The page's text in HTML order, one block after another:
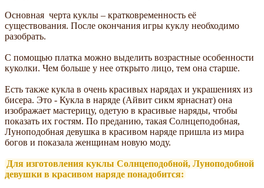
Основная черта куклы – кратковременность её
существования. После окончания игры куклу необходимо
разобрать.
С помощью платка можно выделить возрастные особенности
куколки. Чем больше у нее открыто лицо, тем она старше.
Есть также кукла в очень красивых нарядах и украшениях из
бисера. Это - Кукла в наряде (Айвит сикм ярнаснат) она
изображает мастерицу, одетую в красивые наряды, чтобы
показать их гостям. По преданию, такая Солнцеподобная,
Луноподобная девушка в красивом наряде пришла из мира
богов и показала женщинам новую моду.
Для изготовления куклы Солнцеподобной, Луноподобной
девушки в красивом наряде понадобится: